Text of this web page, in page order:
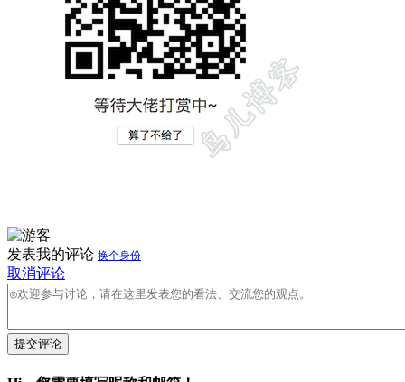
发表我的评论 换个身份
取消评论
提交评论